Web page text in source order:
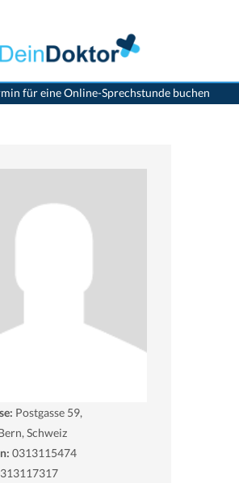
für eine Online-Sprechstunde buchen
Jean-Pierre Jacot>Praxis von Dr. Jean-Pierre Jacot
Postgasse 59,
Schweiz
0313115474